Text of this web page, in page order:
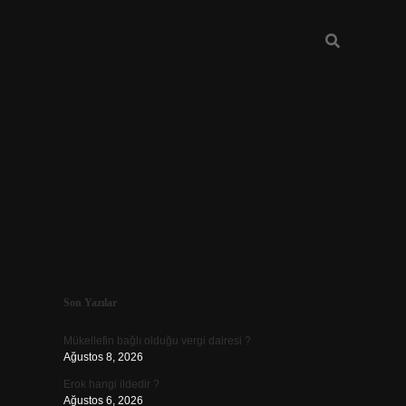
Sidebar
Son Yazılar
Mükellefin bağlı olduğu vergi dairesi ?
Ağustos 8, 2026
Erok hangi ildedir ?
Ağustos 6, 2026